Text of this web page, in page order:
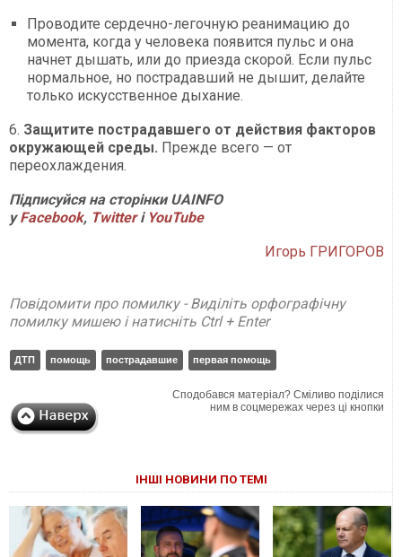
Проводите сердечно-легочную реанимацию до
момента, когда у человека появится пульс и она
начнет дышать, или до приезда скорой. Если пульс
нормальное, но пострадавший не дышит, делайте
только искусственное дыхание.
6. Защитите пострадавшего от действия факторов
окружающей среды. Прежде всего — от
переохлаждения.
Підписуйся на сторінки UAINFO
уFacebook, Twitter і YouTube
Игорь ГРИГОРОВ
Повідомити про помилку - Виділіть орфографічну
помилку мишею і натисніть Ctrl + Enter
ДТП помощь пострадавшие первая помощь
Сподобався матеріал? Сміливо поділися
ним в соцмережах через ці кнопки
ІНШІ НОВИНИ ПО ТЕМІ